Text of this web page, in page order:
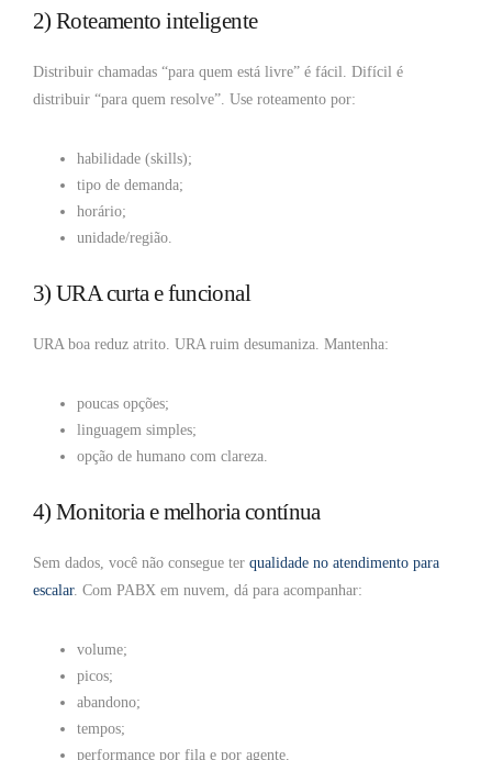
2) Roteamento inteligente
Distribuir chamadas “para quem está livre” é fácil. Difícil é
distribuir “para quem resolve”. Use roteamento por:
habilidade (skills);
tipo de demanda;
horário;
unidade/região.
3) URA curta e funcional
URA boa reduz atrito. URA ruim desumaniza. Mantenha:
poucas opções;
linguagem simples;
opção de humano com clareza.
4) Monitoria e melhoria contínua
Sem dados, você não consegue ter qualidade no atendimento para
escalar. Com PABX em nuvem, dá para acompanhar:
volume;
picos;
abandono;
tempos;
performance por fila e por agente.